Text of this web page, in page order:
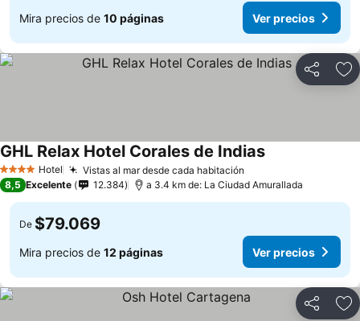
Mira precios de 10 páginas Ver precios
Compartir
4 EstrellasHotel Vistas al mar desde cada habitación
GHL Relax Hotel Corales de Indias
8,5 Excelente 12.384 a 3.4 km de: La Ciudad Amurallada
De $79.069
Mira precios de 12 páginas Ver precios
Compartir